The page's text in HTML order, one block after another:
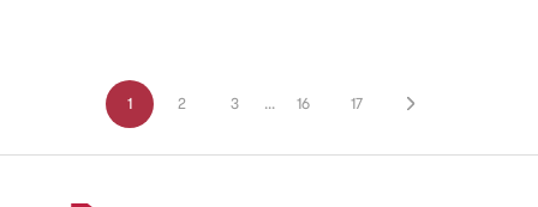
1 2 3 ... 16 17